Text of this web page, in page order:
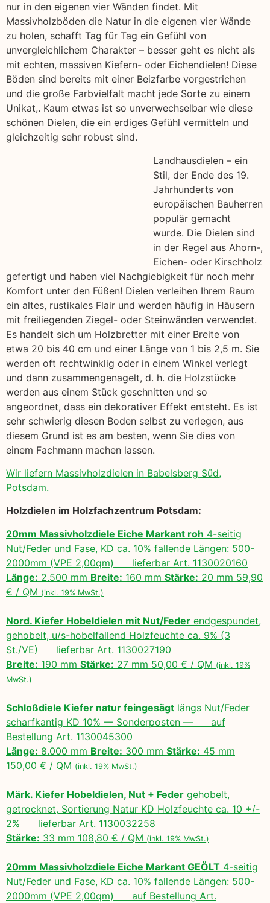
nur in den eigenen vier Wänden findet. Mit
Massivholzböden die Natur in die eigenen vier Wände
zu holen, schafft Tag für Tag ein Gefühl von
unvergleichlichem Charakter – besser geht es nicht als
mit echten, massiven Kiefern- oder Eichendielen! Diese
Böden sind bereits mit einer Beizfarbe vorgestrichen
und die große Farbvielfalt macht jede Sorte zu einem
Unikat,. Kaum etwas ist so unverwechselbar wie diese
schönen Dielen, die ein erdiges Gefühl vermitteln und
gleichzeitig sehr robust sind.
Landhausdielen – ein
Stil, der Ende des 19.
Jahrhunderts von
europäischen Bauherren
populär gemacht
wurde. Die Dielen sind
in der Regel aus Ahorn-,
Eichen- oder Kirschholz
gefertigt und haben viel Nachgiebigkeit für noch mehr
Komfort unter den Füßen! Dielen verleihen Ihrem Raum
ein altes, rustikales Flair und werden häufig in Häusern
mit freiliegenden Ziegel- oder Steinwänden verwendet.
Es handelt sich um Holzbretter mit einer Breite von
etwa 20 bis 40 cm und einer Länge von 1 bis 2,5 m. Sie
werden oft rechtwinklig oder in einem Winkel verlegt
und dann zusammengenagelt, d. h. die Holzstücke
werden aus einem Stück geschnitten und so
angeordnet, dass ein dekorativer Effekt entsteht. Es ist
sehr schwierig diesen Boden selbst zu verlegen, aus
diesem Grund ist es am besten, wenn Sie dies von
einem Fachmann machen lassen.
Wir liefern Massivholzdielen in Babelsberg Süd,
Potsdam.
Holzdielen im Holzfachzentrum Potsdam:
20mm Massivholzdiele Eiche Markant roh 4-seitig
Nut/Feder und Fase, KD ca. 10% fallende Längen: 500-
2000mm (VPE 2,00qm) lieferbar Art. 1130020160
Länge: 2.500 mm Breite: 160 mm Stärke: 20 mm 59,90
€ / QM (inkl. 19% MwSt.)
Nord. Kiefer Hobeldielen mit Nut/Feder endgespundet,
gehobelt, u/s-hobelfallend Holzfeuchte ca. 9% (3
St./VE) lieferbar Art. 1130027190
Breite: 190 mm Stärke: 27 mm 50,00 € / QM (inkl. 19%
MwSt.)
Schloßdiele Kiefer natur feingesägt längs Nut/Feder
scharfkantig KD 10% — Sonderposten — auf
Bestellung Art. 1130045300
Länge: 8.000 mm Breite: 300 mm Stärke: 45 mm
150,00 € / QM (inkl. 19% MwSt.)
Märk. Kiefer Hobeldielen, Nut + Feder gehobelt,
getrocknet, Sortierung Natur KD Holzfeuchte ca. 10 +/-
2% lieferbar Art. 1130032258
Stärke: 33 mm 108,80 € / QM (inkl. 19% MwSt.)
20mm Massivholzdiele Eiche Markant GEÖLT 4-seitig
Nut/Feder und Fase, KD ca. 10% fallende Längen: 500-
2000mm (VPE 2,00qm) auf Bestellung Art.